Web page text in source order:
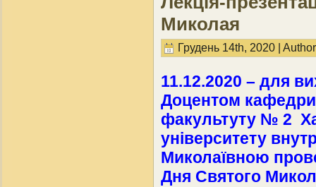
Миколая
Грудень 14th, 2020 |
11.12.2020 – для
Доцентом кафедри
факультуту № 2
університету
Миколаївною
Дня Святого